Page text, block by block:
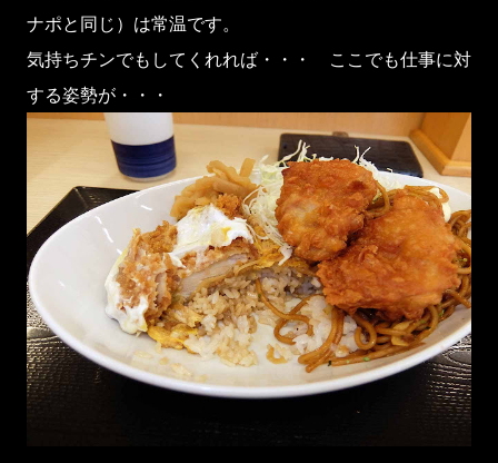
ナポと同じ）は常温です。
気持ちチンでもしてくれれば・・・ ここでも仕事に対
する姿勢が・・・